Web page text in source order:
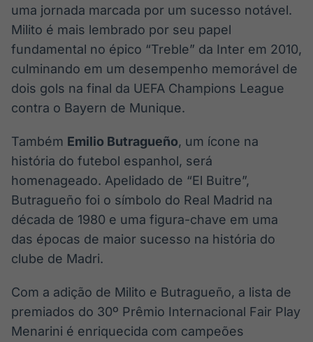
uma jornada marcada por um sucesso notável.
Milito é mais lembrado por seu papel
fundamental no épico “Treble” da Inter em 2010,
culminando em um desempenho memorável de
dois gols na final da UEFA Champions League
contra o Bayern de Munique.
Também Emilio Butragueño, um ícone na
história do futebol espanhol, será
homenageado. Apelidado de “El Buitre”,
Butragueño foi o símbolo do Real Madrid na
década de 1980 e uma figura-chave em uma
das épocas de maior sucesso na história do
clube de Madri.
Com a adição de Milito e Butragueño, a lista de
premiados do 30º Prêmio Internacional Fair Play
Menarini é enriquecida com campeões